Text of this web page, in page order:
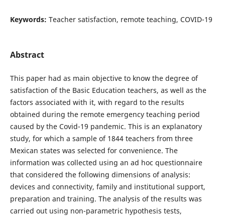
Keywords: Teacher satisfaction, remote teaching, COVID-19
Abstract
This paper had as main objective to know the degree of
satisfaction of the Basic Education teachers, as well as the
factors associated with it, with regard to the results
obtained during the remote emergency teaching period
caused by the Covid-19 pandemic. This is an explanatory
study, for which a sample of 1844 teachers from three
Mexican states was selected for convenience. The
information was collected using an ad hoc questionnaire
that considered the following dimensions of analysis:
devices and connectivity, family and institutional support,
preparation and training. The analysis of the results was
carried out using non-parametric hypothesis tests,